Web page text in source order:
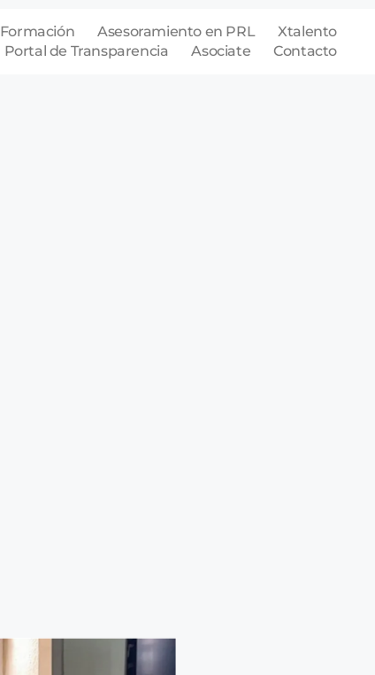
Formación Asesoramiento en PRL
Xtalento
Portal de Transparencia
Asociate Contacto